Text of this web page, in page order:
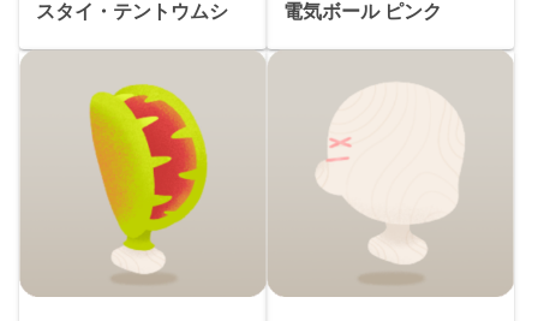
スタイ・テントウムシ 電気ボール ピンク